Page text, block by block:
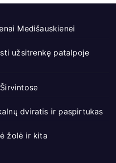
Medišauskienei
užsitrenkę patalpoje
dviratis ir paspirtukas
žolė ir kita